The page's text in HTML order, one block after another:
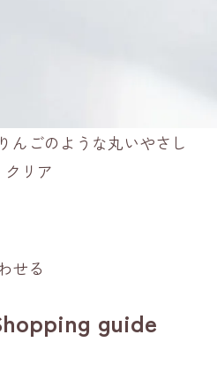
んごのような丸いやさし
リア
せる
guide